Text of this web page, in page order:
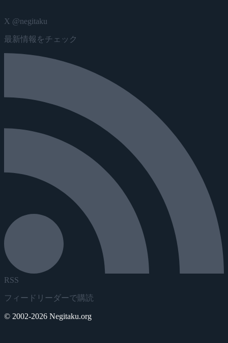
X @negitaku
最新情報をチェック
RSS
フィードリーダーで購読
© 2002-2026 Negitaku.org